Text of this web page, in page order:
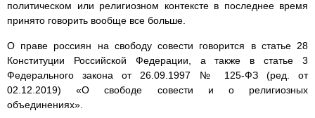
политическом или религиозном контексте в последнее время
принято говорить вообще все больше.
О праве россиян на свободу совести говорится в статье 28
Конституции Российской Федерации, а также в статье 3
Федерального закона от 26.09.1997 № 125-ФЗ (ред. от
02.12.2019) «О свободе совести и о религиозных
объединениях».